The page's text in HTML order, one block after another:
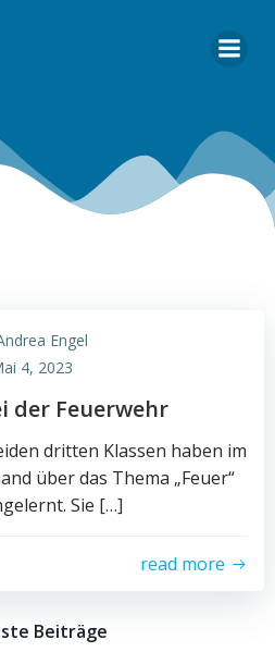
Engel
4, 2023
der Feuerwehr
dritten Klassen haben im
über das Thema „Feuer“
Sie […]
read more
Beiträge